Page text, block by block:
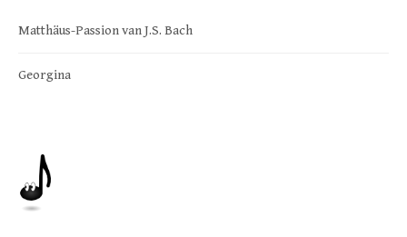
Matthäus-Passion van J.S. Bach
Georgina